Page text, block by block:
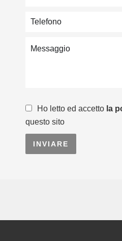
Ho letto ed accetto la
questo sito
INVIARE